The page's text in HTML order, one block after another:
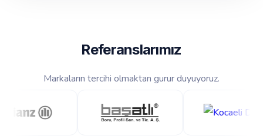
Referanslarımız
Markaların tercihi olmaktan gurur duyuyoruz.